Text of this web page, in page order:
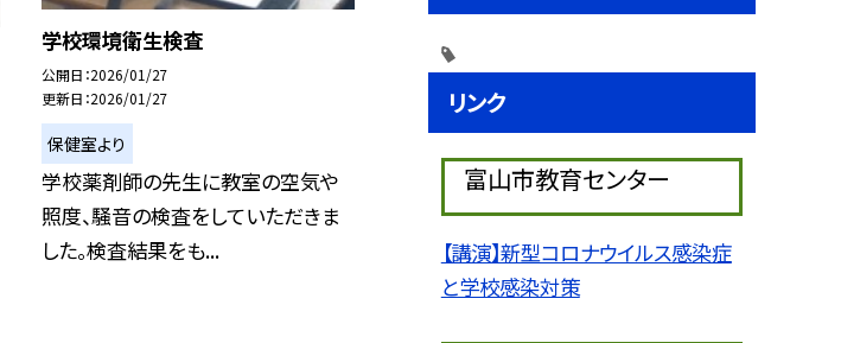
学校環境衛生検査
公開日 2026/01/27
更新日 2026/01/27
保健室より
学校薬剤師の先生に教室の空気や
照度、騒音の検査をしていただきま
した。検査結果をも...
リンク
富山市教育センター
【講演】新型コロナウイルス感染症
と学校感染対策